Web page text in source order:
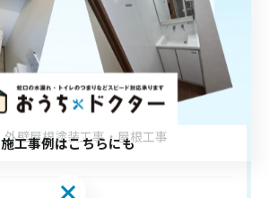
水回り
キッチン
お風呂
トイレ
外壁屋根塗装工事・屋根工事
施工事例はこちらにも
施工事例はこちらにも